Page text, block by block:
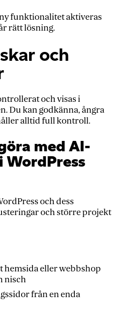
funktionalitet aktiveras
rätt lösning.
och
och visas i
Du kan godkänna, ångra
alltid full kontroll.
med AI-
WordPress
och dess
och större projekt
hemsida eller webbshop
nisch
från en enda